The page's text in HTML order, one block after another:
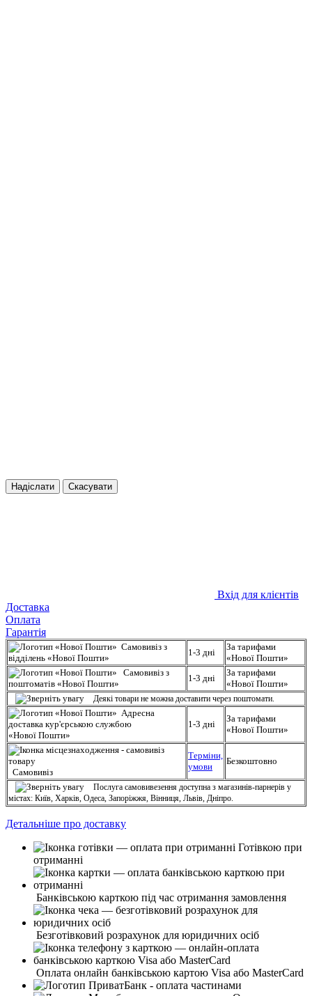
Надіслати Скасувати
Вхід для клієнтів
Доставка
Оплата
Гарантія
Самовивіз з
відділень «Нової Пошти»
1-3 дні
За тарифами
«Нової Пошти»
Самовивіз з
поштоматів «Нової Пошти»
1-3 дні
За тарифами
«Нової Пошти»
Деякі товари не можна доставити через поштомати.
Адресна
доставка кур'єрською службою
«Нової Пошти»
1-3 дні
За тарифами
«Нової Пошти»
Самовивіз
Терміни,
умови
Безкоштовно
Послуга самовивезення доступна з магазинів-парнерів у
містах: Київ, Харків, Одеса, Запоріжжя, Вінниця, Львів, Дніпро.
Детальніше про доставку
Готівкою при
отриманні
Банківською карткою під час отримання замовлення
Безготівковий розрахунок для юридичних осіб
Оплата онлайн банківською картою Visa або MasterCard